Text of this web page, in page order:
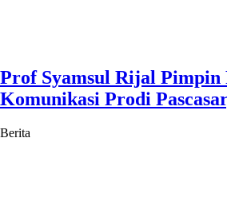
Prof Syamsul Rijal Pimpin
Komunikasi Prodi
Berita